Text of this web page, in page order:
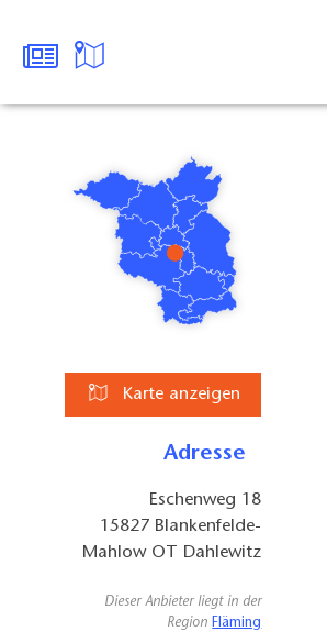
Karte anzeigen
Adresse
Eschenweg 18
15827 Blankenfelde-
Mahlow OT Dahlewitz
Dieser Anbieter liegt in der
Region Fläming